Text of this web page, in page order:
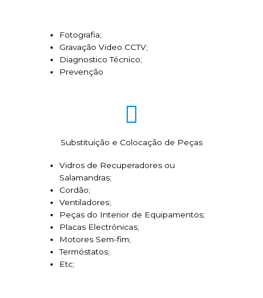
Fotografia;
Gravação Video CCTV;
Diagnostico Técnico;
Prevenção
Substituição e Colocação de Peças
Vidros de Recuperadores ou
Salamandras;
Cordão;
Ventiladores;
Peças do Interior de Equipamentos;
Placas Electrónicas;
Motores Sem-fim;
Termóstatos;
Etc;